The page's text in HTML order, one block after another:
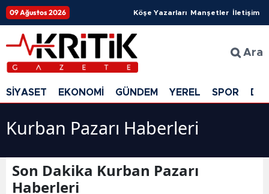
09 Ağustos 2026 Köşe Yazarları Manşetler İletişim
Ara
SİYASET EKONOMİ GÜNDEM YEREL SPOR
Kurban Pazarı Haberleri
Son Dakika Kurban Pazarı
Haberleri